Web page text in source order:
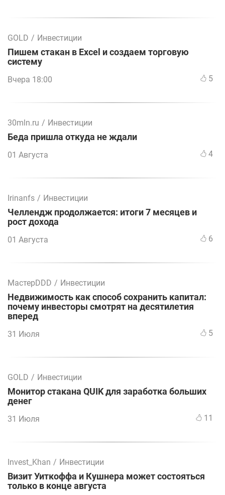
GOLD / Инвестиции
Пишем стакан в Excel и создаем торговую
систему
Вчера 18:00 5
30mln.ru / Инвестиции
Беда пришла откуда не ждали
01 Августа 4
Irinanfs / Инвестиции
Челлендж продолжается: итоги 7 месяцев и
рост дохода
01 Августа 6
МастерDDD / Инвестиции
Недвижимость как способ сохранить капитал:
почему инвесторы смотрят на десятилетия
вперед
31 Июля 5
GOLD / Инвестиции
Монитор стакана QUIK для заработка больших
денег
31 Июля 11
Invest_Khan / Инвестиции
Визит Уиткоффа и Кушнера может состояться
только в конце августа